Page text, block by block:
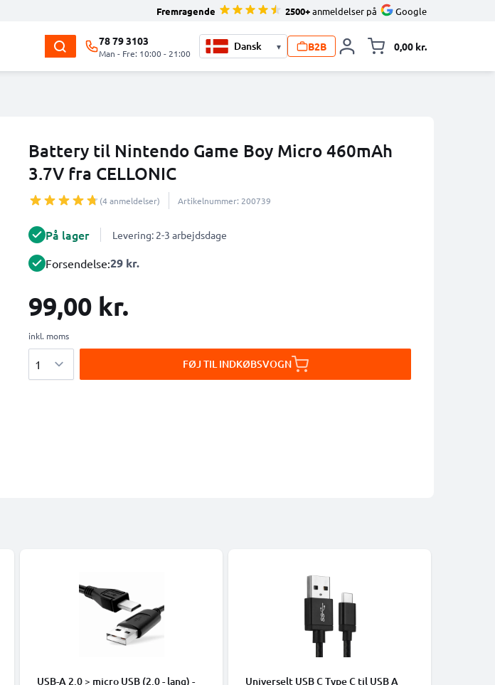
Fremragende 2500+anmeldelser på Google
78 79 3103
Man - Fre: 10:00 - 21:00
▾ B2B 0,00 kr.
Battery til Nintendo Game Boy Micro 460mAh
3.7V fra CELLONIC
(4 anmeldelser) Artikelnummer: 200739
På lager Levering: 2-3 arbejdsdage
Forsendelse:29 kr.
99,00 kr.
inkl. moms
FØJ TIL INDKØBSVOGN
USB-A 2.0 > micro USB (2.0 - lang) -
Universelt USB C Type C til USB A